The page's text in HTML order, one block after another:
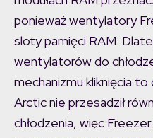
ponieważ wentylatory
sloty pamięci RAM.
wentylatorów do
mechanizmu kliknięcia
Arctic nie przesadził
chłodzenia, więc